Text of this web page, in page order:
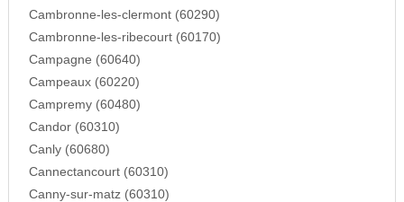
Cambronne-les-clermont (60290)
Cambronne-les-ribecourt (60170)
Campagne (60640)
Campeaux (60220)
Campremy (60480)
Candor (60310)
Canly (60680)
Cannectancourt (60310)
Canny-sur-matz (60310)